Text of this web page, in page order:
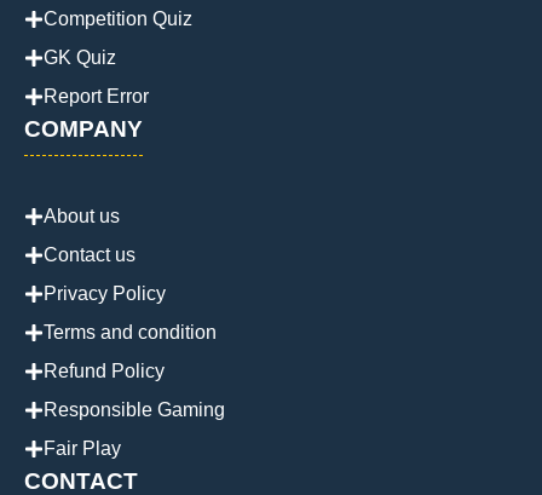
Competition Quiz
GK Quiz
Report Error
COMPANY
About us
Contact us
Privacy Policy
Terms and condition
Refund Policy
Responsible Gaming
Fair Play
CONTACT